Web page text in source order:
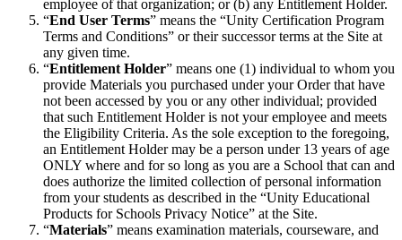
employee of that organization; or (b) any Entitlement Holder.
“End User Terms” means the “Unity Certification Program
Terms and Conditions” or their successor terms at the Site at
any given time.
“Entitlement Holder” means one (1) individual to whom you
provide Materials you purchased under your Order that have
not been accessed by you or any other individual; provided
that such Entitlement Holder is not your employee and meets
the Eligibility Criteria. As the sole exception to the foregoing,
an Entitlement Holder may be a person under 13 years of age
ONLY where and for so long as you are a School that can and
does authorize the limited collection of personal information
from your students as described in the “Unity Educational
Products for Schools Privacy Notice” at the Site.
“Materials” means examination materials, courseware, and